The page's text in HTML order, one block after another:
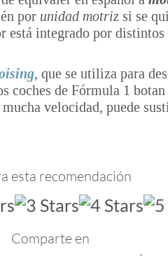
por unidad motriz si se
está integrado por distintos
, que se utiliza para
coches de Fórmula 1 botan
velocidad, puede
esta recomendación
Comparte en